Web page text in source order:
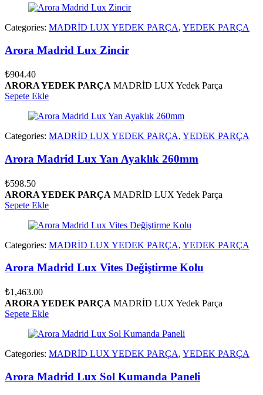
Categories: MADRİD LUX YEDEK PARÇA, YEDEK PARÇA
Arora Madrid Lux Zincir
₺904.40
ARORA YEDEK PARÇA MADRİD LUX Yedek Parça
Sepete Ekle
Categories: MADRİD LUX YEDEK PARÇA, YEDEK PARÇA
Arora Madrid Lux Yan Ayaklık 260mm
₺598.50
ARORA YEDEK PARÇA MADRİD LUX Yedek Parça
Sepete Ekle
Categories: MADRİD LUX YEDEK PARÇA, YEDEK PARÇA
Arora Madrid Lux Vites Değiştirme Kolu
₺1,463.00
ARORA YEDEK PARÇA MADRİD LUX Yedek Parça
Sepete Ekle
Categories: MADRİD LUX YEDEK PARÇA, YEDEK PARÇA
Arora Madrid Lux Sol Kumanda Paneli